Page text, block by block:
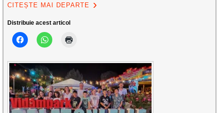
CITEȘTE MAI DEPARTE
Distribuie acest articol